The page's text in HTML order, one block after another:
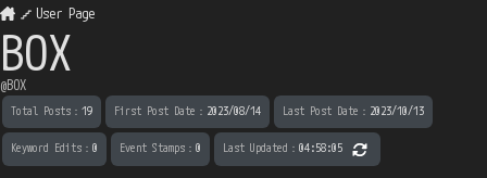
User Page
BOX
@BOX
Total Posts ： 19 First Post Date ： 2023/08/14 Last Post Date ： 2023/10/13
Keyword Edits ： 0 Event Stamps ： 0 Last Updated ： 04:58:05